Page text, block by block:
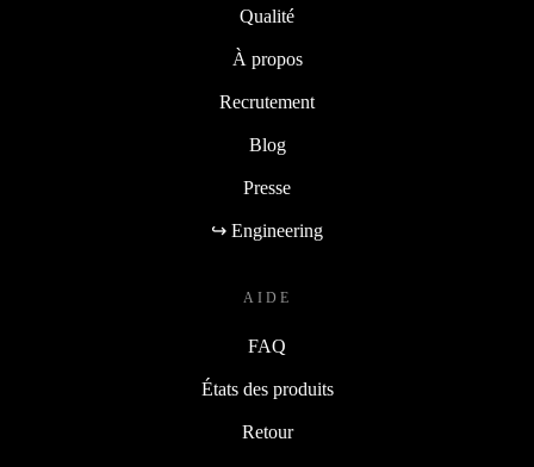
Qualité
À propos
Recrutement
Blog
Presse
↪ Engineering
AIDE
FAQ
États des produits
Retour